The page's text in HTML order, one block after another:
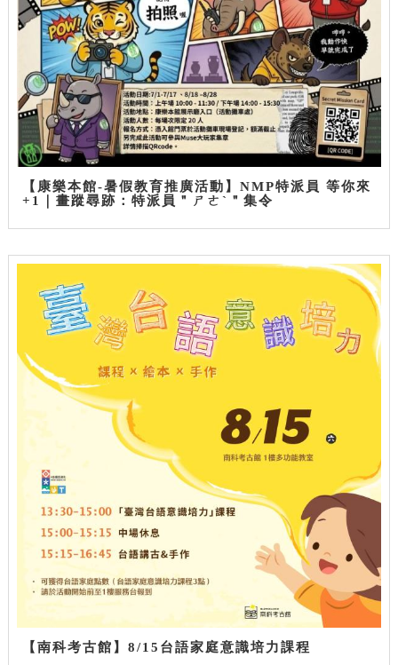
【康樂本館-暑假教育推廣活動】NMP特派員 等你來
+1｜畫蹤尋跡：特派員＂ㄕㄜˋ＂集令
【南科考古館】8/15台語家庭意識培力課程